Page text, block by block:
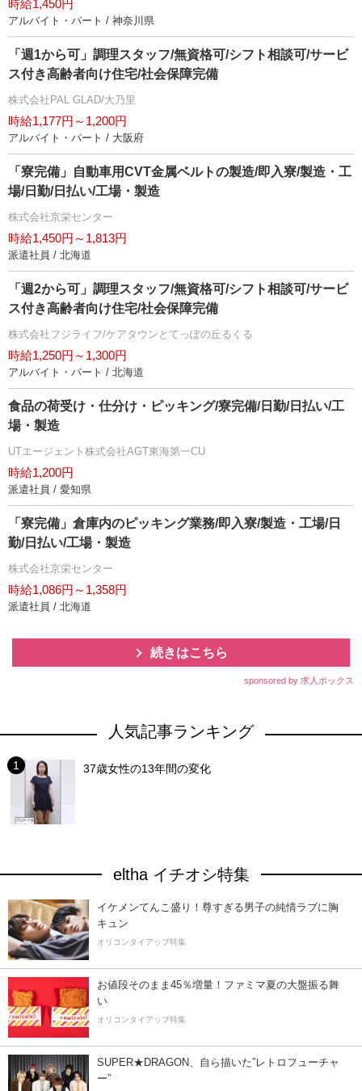
時給1,450円
アルバイト・パート / 神奈川県
「週1から可」調理スタッフ/無資格可/シフト相談可/サービ
ス付き高齢者向け住宅/社会保障完備
株式会社PAL GLAD/大乃里
時給1,177円～1,200円
アルバイト・パート / 大阪府
「寮完備」自動車用CVT金属ベルトの製造/即入寮/製造・工
場/日勤/日払い/工場・製造
株式会社京栄センター
時給1,450円～1,813円
派遣社員 / 北海道
「週2から可」調理スタッフ/無資格可/シフト相談可/サービ
ス付き高齢者向け住宅/社会保障完備
株式会社フジライフ/ケアタウンとてっぽの丘るくる
時給1,250円～1,300円
アルバイト・パート / 北海道
食品の荷受け・仕分け・ピッキング/寮完備/日勤/日払い/工
場・製造
UTエージェント株式会社AGT東海第一CU
時給1,200円
派遣社員 / 愛知県
「寮完備」倉庫内のピッキング業務/即入寮/製造・工場/日
勤/日払い/工場・製造
株式会社京栄センター
時給1,086円～1,358円
派遣社員 / 北海道
続きはこちら
sponsored by 求人ボックス
人気記事ランキング
37歳女性の13年間の変化
eltha イチオシ特集
イケメンてんこ盛り！尊すぎる男子の純情ラブに胸
キュン
オリコンタイアップ特集
お値段そのまま45％増量！ファミマ夏の大盤振る舞
い
オリコンタイアップ特集
SUPER★DRAGON、自ら描いた”レトロフューチャ
ー”